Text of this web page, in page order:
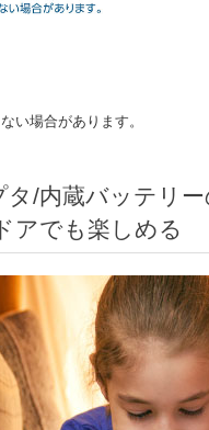
い場合があります。
/内蔵バッテリー
アでも楽しめる